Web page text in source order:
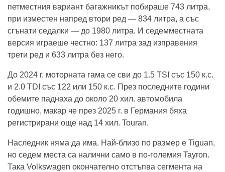
петместния вариант багажникът побираше 743 литра,
при изместен напред втори ред — 834 литра, а със
сгънати седалки — до 1980 литра. И седемместната
версия играеше честно: 137 литра зад изправения
трети ред и 633 литра без него.
До 2024 г. моторната гама се сви до 1.5 TSI със 150 к.с.
и 2.0 TDI със 122 или 150 к.с. През последните години
обемите паднаха до около 20 хил. автомобила
годишно, макар че през 2025 г. в Германия бяха
регистрирани още над 14 хил. Touran.
Наследник няма да има. Най-близо по размер е Tiguan,
но седем места са налични само в по-големия Tayron.
Така Volkswagen окончателно отстъпва сегмента на